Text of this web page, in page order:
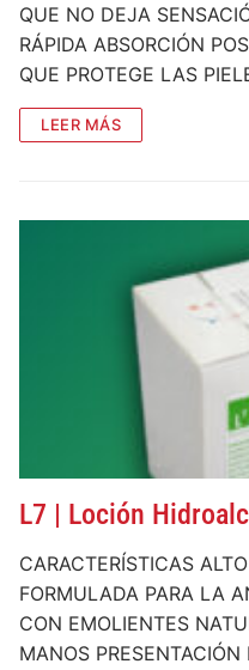
QUE NO DEJA
RÁPIDA ABSORCIÓN
QUE PROTEGE LAS
LEER MÁS
L7 | Loción
CARACTERÍSTICAS
FORMULADA PARA LA
CON EMOLIENTES
MANOS